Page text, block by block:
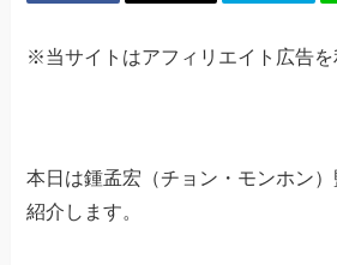
※当サイトはアフィリエイト広告を
本日は鍾孟宏（チョン・モンホン
紹介します。